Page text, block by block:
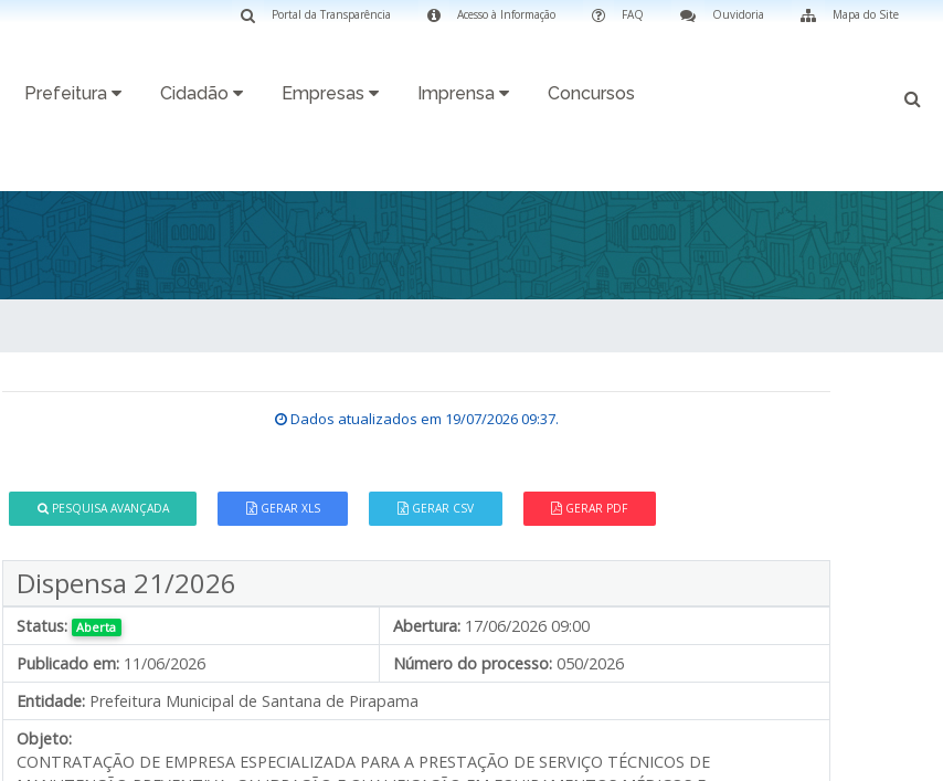
Mapa do Site
Ouvidoria
FAQ
Acesso à Informação
Portal da Transparência
Prefeitura Cidadão Empresas Imprensa Concursos
Dados atualizados em 19/07/2026 09:37.
PESQUISA AVANÇADA GERAR XLS GERAR CSV GERAR PDF
Dispensa 21/2026
Status: Aberta Abertura: 17/06/2026 09:00
Publicado em: 11/06/2026 Número do processo: 050/2026
Entidade: Prefeitura Municipal de Santana de Pirapama
Objeto:
CONTRATAÇÃO DE EMPRESA ESPECIALIZADA PARA A PRESTAÇÃO DE SERVIÇO TÉCNICOS DE